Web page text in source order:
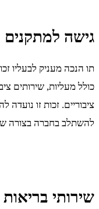
גישה למתקנים
תו הנכה מעניק לבעליו
כולל מעליות, שירותים
ציבוריים. זכות זו נועדה
להשתלב בחברה בצורה
שירותי